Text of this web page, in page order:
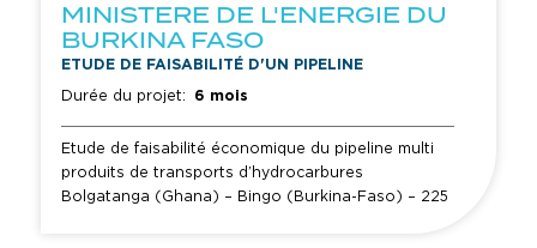
MINISTERE DE L'ENERGIE DU
BURKINA FASO
ETUDE DE FAISABILITÉ D'UN PIPELINE
Durée du projet: 6 mois
Etude de faisabilité économique du pipeline multi
produits de transports d’hydrocarbures
Bolgatanga (Ghana) – Bingo (Burkina-Faso) – 225